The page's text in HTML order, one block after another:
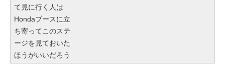
て見に行く人は
Hondaブースに立
ち寄ってこのステ
ージを見ておいた
ほうがいいだろう